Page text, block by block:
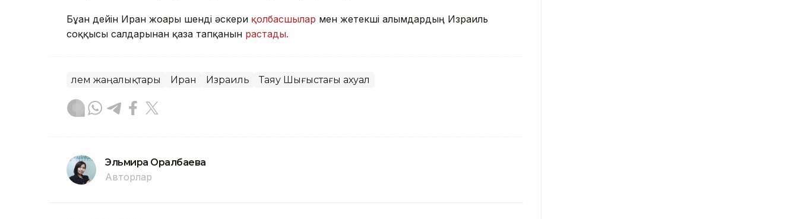
Бұған дейін Иран жоғары шенді әскери қолбасшылар мен жетекші ғалымдардың Израиль
соққысы салдарынан қаза тапқанын растады.
Әлем жаңалықтары Иран Израиль Таяу Шығыстағы ахуал
Эльмира Оралбаева
Авторлар